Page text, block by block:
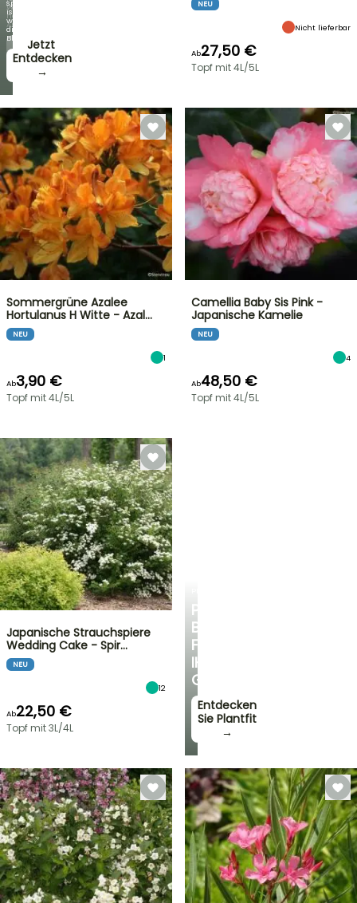
Woche
neue
Angebote
Jetzt
zugreifen!
→
spektakulär
ist
wie
die
Blüten!
Entdecken
→
PERSÖNLICHE
BERATUNG
FÜR
IHREN
GARTEN
Entdecken
Sie Plantfit
→
NEU
Nicht lieferbar
Ab27,50 €
Topf mit 4L/5L
Sommergrüne Azalee
Hortulanus H Witte - Azal…
NEU
1
Ab3,90 €
Topf mit 4L/5L
Camellia Baby Sis Pink -
Japanische Kamelie
NEU
4
Ab48,50 €
Topf mit 4L/5L
Japanische Strauchspiere
Wedding Cake - Spir…
NEU
12
Ab22,50 €
Topf mit 3L/4L